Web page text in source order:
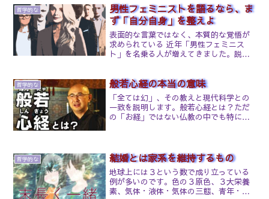
イプですよ。魂段階や...
哲学的な
男性フェミニストを語るなら、ま
ず「自分自身」を整えよ
表面的な言葉ではなく、本質的な覚悟が
求められている 近年「男性フェミニス
ト」を名乗る人が増えてきました。説明
し付けを疑いの目で見て、価値観の多様
性を認める人を指します。 ...
哲学的な 般若心経の本当の意味
「全ては幻」、その教えと現代科学との
一致を説明します。般若心経とは？ただ
の「お経」ではない仏教の中でも特に知
はブッダ本人（釈迦）が作...
哲学的な 結婚とは家系を維持するもの
地球上には３という数で成り立っている
例が多いのです。色の３原色、３大栄養
素、気体・液体・気体の三態、青年・中